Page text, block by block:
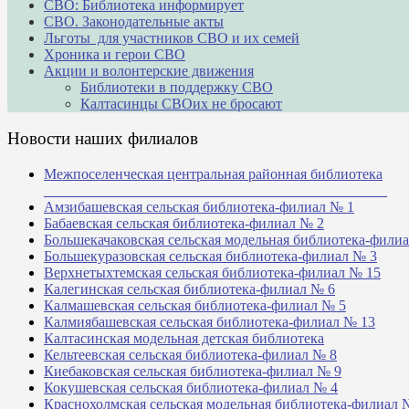
СВО: Библиотека информирует
СВО. Законодательные акты
Льготы для участников СВО и их семей
Хроника и герои СВО
Акции и волонтерские движения
Библиотеки в поддержку СВО
Калтасинцы СВОих не бросают
Новости наших филиалов
Межпоселенческая центральная районная библиотека
Амзибашевская сельская библиотека-филиал № 1
Бабаевская сельская библиотека-филиал № 2
Большекачаковская сельская модельная библиотека-
Большекуразовская сельская библиотека-филиал № 3
Верхнетыхтемская сельская библиотека-филиал № 15
Калегинская сельская библиотека-филиал № 6
Калмашевская сельская библиотека-филиал № 5
Калмиябашевская сельская библиотека-филиал № 13
Калтасинская модельная детская библиотека
Кельтеевская сельская библиотека-филиал № 8
Киебаковская сельская библиотека-филиал № 9
Кокушевская сельская библиотека-филиал № 4
Краснохолмская сельская модельная библиотека-филиал